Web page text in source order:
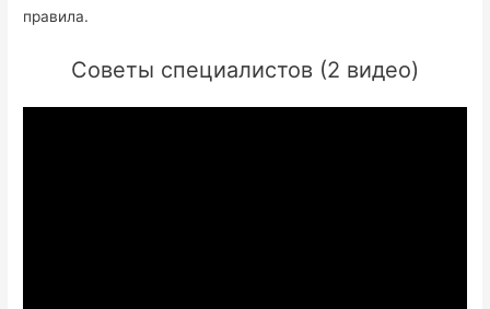
правила.
Советы специалистов (2 видео)